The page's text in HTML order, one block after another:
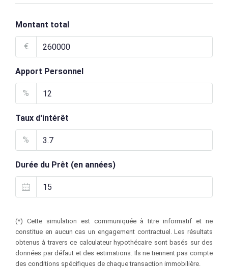
Montant total
€
Apport Personnel
%
Taux d'intérêt
%
Durée du Prêt (en années)
(*) Cette simulation est communiquée à titre informatif et ne
constitue en aucun cas un engagement contractuel. Les résultats
obtenus à travers ce calculateur hypothécaire sont basés sur des
données par défaut et des estimations. Ils ne tiennent pas compte
des conditions spécifiques de chaque transaction immobilière.